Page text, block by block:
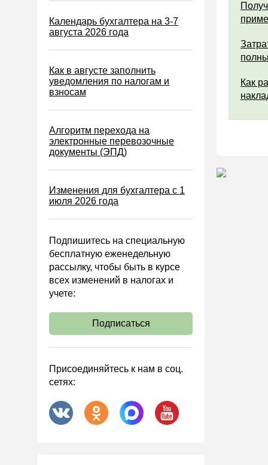
Возврат и зачет налогов
Налоговые проверки
Ответственность
Статистика
Онлайн-кассы ККТ ККМ
Управленческий учет
Анализ хозяйственной
Охрана труда и аттестация
Охрана труда
Налоговое планирование
Финансовый контроль
Договоры
ООО
АО
Госзакупки
Календарь бухгалтера на 3-7
августа 2026 года
Как в августе заполнить
уведомления по налогам и
взносам
Алгоритм перехода на
электронные перевозочные
документы (ЭПД)
Изменения для бухгалтера с 1
июля 2026 года
Подпишитесь на специальную
бесплатную еженедельную
рассылку, чтобы быть в курсе
всех изменений в налогах и
учете:
Подписаться
Присоединяйтесь к нам в соц.
сетях:
Как